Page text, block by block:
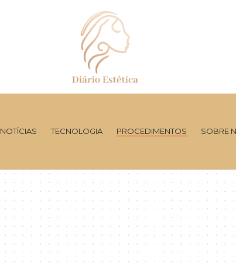
NOTÍCIAS TECNOLOGIA PROCEDIMENTOS SOBRE